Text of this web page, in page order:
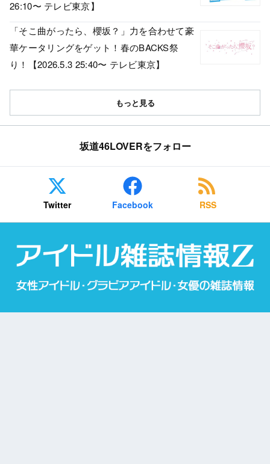
26:10〜 テレビ東京】
「そこ曲がったら、櫻坂？」力を合わせて豪
華ケータリングをゲット！春のBACKS祭
り！【2026.5.3 25:40〜 テレビ東京】
もっと見る
坂道46LOVERをフォロー
Twitter Facebook RSS